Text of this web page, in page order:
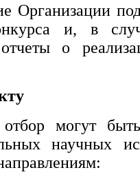
Организации
и, в
о
могут быть
научных